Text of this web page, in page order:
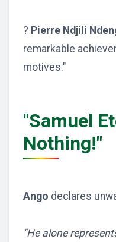
? Pierre Ndjili
remarkable
motives."
"Samuel
Nothing!"
Ango declares
"He alone